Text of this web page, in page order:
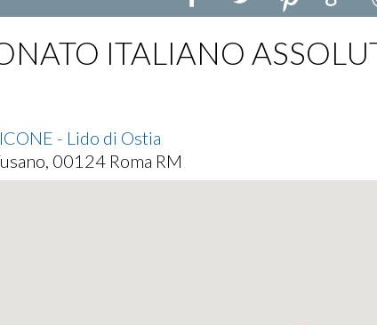
ITALIANO
- Lido di Ostia
00124 Roma RM